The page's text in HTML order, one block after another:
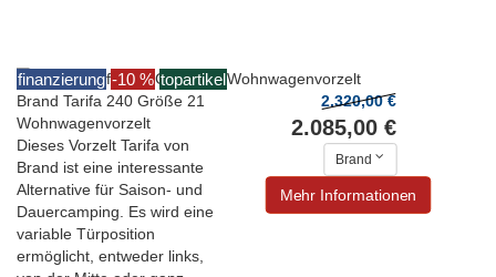
finanzierung -10 % topartikel
Brand Tarifa 240 Größe 21
Wohnwagenvorzelt
Dieses Vorzelt Tarifa von
Brand ist eine interessante
Alternative für Saison- und
Dauercamping. Es wird eine
variable Türposition
ermöglicht, entweder links,
2.320,00 €
2.085,00 €
Brand
Mehr Informationen